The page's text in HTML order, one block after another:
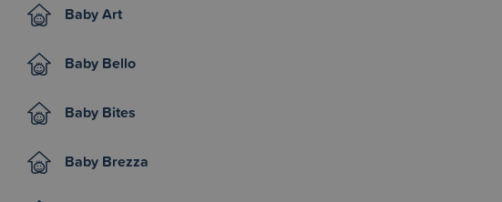
Baby Art
Baby Bello
Baby Bites
Baby Brezza